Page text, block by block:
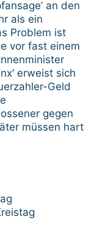
an den
als ein
Problem ist
vor fast einem
erweist sich
Geld
gegen
müssen hart